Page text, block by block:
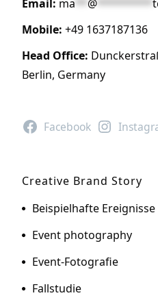
Email: ma**@*********
Mobile: +49 1637187136
Head Office:
Berlin, Germany
Facebook
Creative Brand Story
Beispielhafte Ereignisse
Event photography
Event-Fotografie
Fallstudie